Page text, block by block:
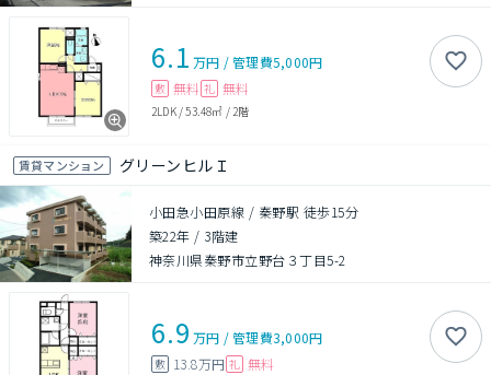
6.1 万円 /管理費5,000円
敷 無料 礼 無料
2LDK/53.48㎡ / 2階
賃貸マンション グリーンヒルＩ
小田急小田原線 / 秦野駅 徒歩15分
築22年 / 3階建
神奈川県秦野市立野台３丁目5-2
6.9 万円 /管理費3,000円
敷 13.8万円 礼 無料